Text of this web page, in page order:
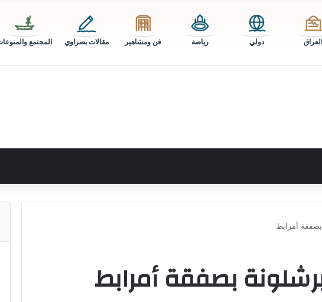
العراق دولي رياضة فن ومشاهير مقالات بصراوي المجتمع
بصفقة أمرابط
برشلونة بصفقة أمرابط